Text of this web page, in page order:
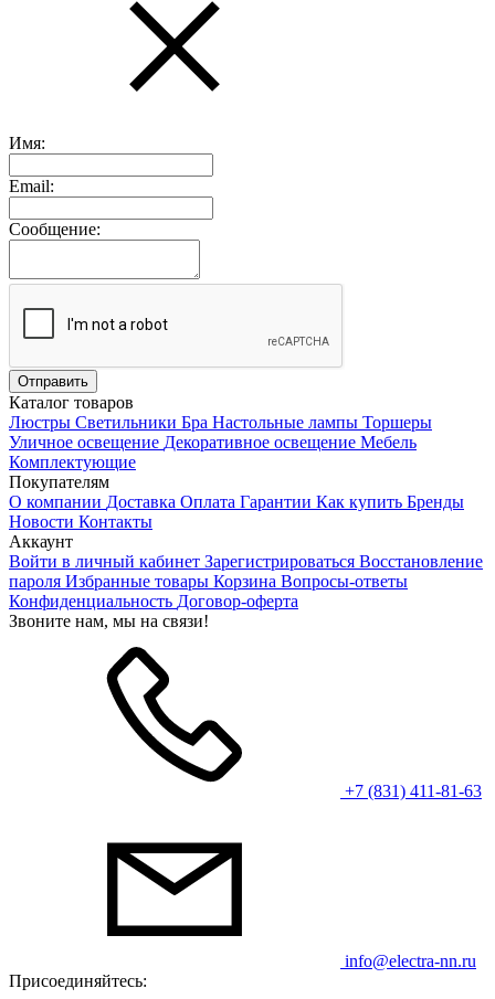
Имя:
Email:
Сообщение:
Каталог товаров
Люстры Светильники Бра Настольные лампы Торшеры
Уличное освещение Декоративное освещение Мебель
Комплектующие
Покупателям
О компании Доставка Оплата Гарантии Как купить Бренды
Новости Контакты
Аккаунт
Войти в личный кабинет Зарегистрироваться Восстановление
пароля Избранные товары Корзина Вопросы-ответы
Конфиденциальность Договор-оферта
Звоните нам, мы на связи!
+7 (831) 411-81-63
info@electra-nn.ru
Присоединяйтесь: